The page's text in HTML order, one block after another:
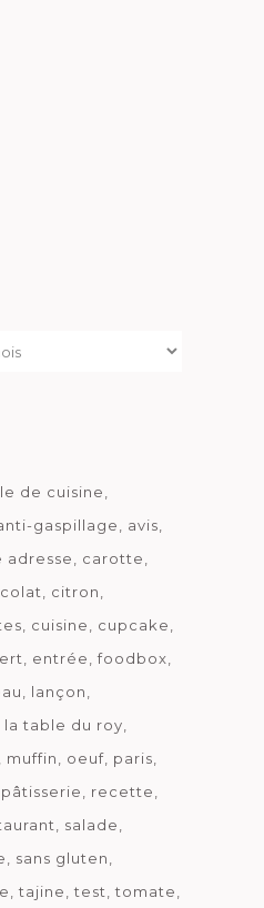
de cuisine
gaspillage
avis
adresse
carotte
citron
cuisine
cupcake
entrée
foodbox
lançon
la table du roy
muffin oeuf paris
pâtisserie
recette
salade
sans gluten
tajine test tomate